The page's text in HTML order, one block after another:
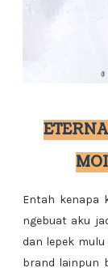
Entah kenapa
ngebuat aku
dan lepek
brand lainpun